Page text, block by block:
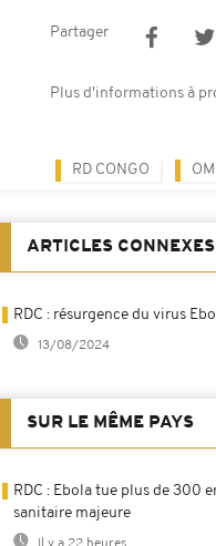
Partager
Plus d'informations à
RD CONGO
ARTICLES CONNEXES
RDC : résurgence du virus
13/08/2024
SUR LE MÊME PAYS
RDC : Ebola tue plus de 300
sanitaire majeure